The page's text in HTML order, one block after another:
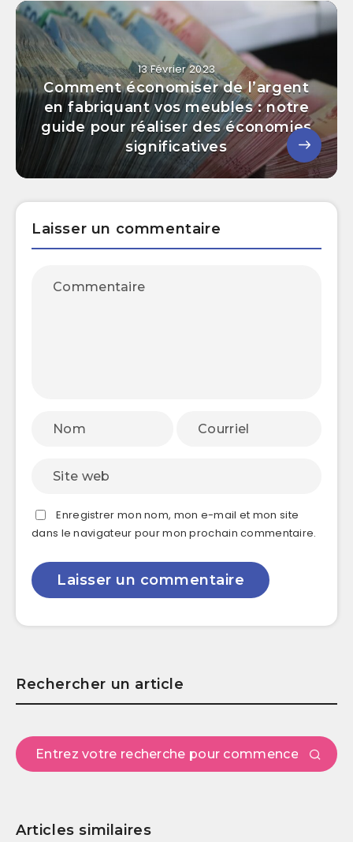
13 Février 2023
Comment économiser de l’argent
en fabriquant vos meubles : notre
guide pour réaliser des économies
significatives
Laisser un commentaire
Enregistrer mon nom, mon e-mail et mon site
dans le navigateur pour mon prochain commentaire.
Rechercher un article
Articles similaires